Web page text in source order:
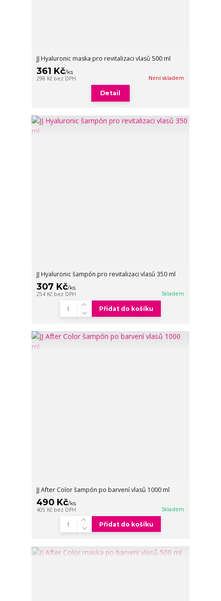
JJ Hyaluronic maska pro revitalizaci vlasů 500 ml
361 Kč/ks
298 Kč bez DPH Není skladem
Detail
JJ Hyaluronic šampón pro revitalizaci vlasů 350 ml
307 Kč/ks
254 Kč bez DPH Skladem
Přidat do košíku
JJ After Color šampón po barvení vlasů 1000 ml
490 Kč/ks
405 Kč bez DPH Skladem
Přidat do košíku